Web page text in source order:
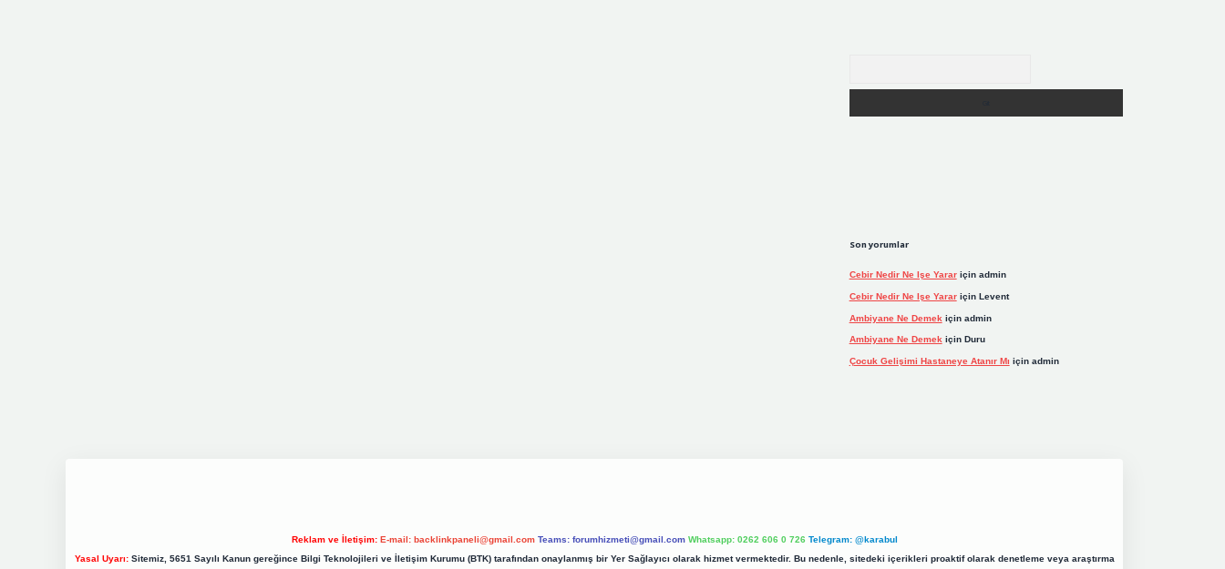
Son yorumlar
Cebir Nedir Ne Işe Yarariçin admin
Cebir Nedir Ne Işe Yarariçin Levent
Ambiyane Ne Demek için admin
Ambiyane Ne Demek için Duru
Çocuk Gelişimi Hastaneye Atanır Mı için admin
Reklam ve İletişim: E-mail: backlinkpaneli@gmail.com Teams: forumhizmeti@gmail.com Whatsapp: 0262 606 0 726 Telegram: @karabul
Yasal Uyarı:Sitemiz, 5651 Sayılı Kanun gereğince Bilgi Teknolojileri ve İletişim Kurumu (BTK) tarafından onaylanmış bir Yer Sağlayıcı olarak hizmet vermektedir. Bu nedenle, sitedeki içerikleri proaktif olarak denetleme veya araştırma